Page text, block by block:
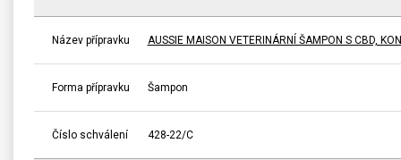
Název přípravku AUSSIE MAISON VETERINÁRNÍ ŠAMPON S CBD,
Forma přípravku Šampon
Číslo schválení 428-22/C